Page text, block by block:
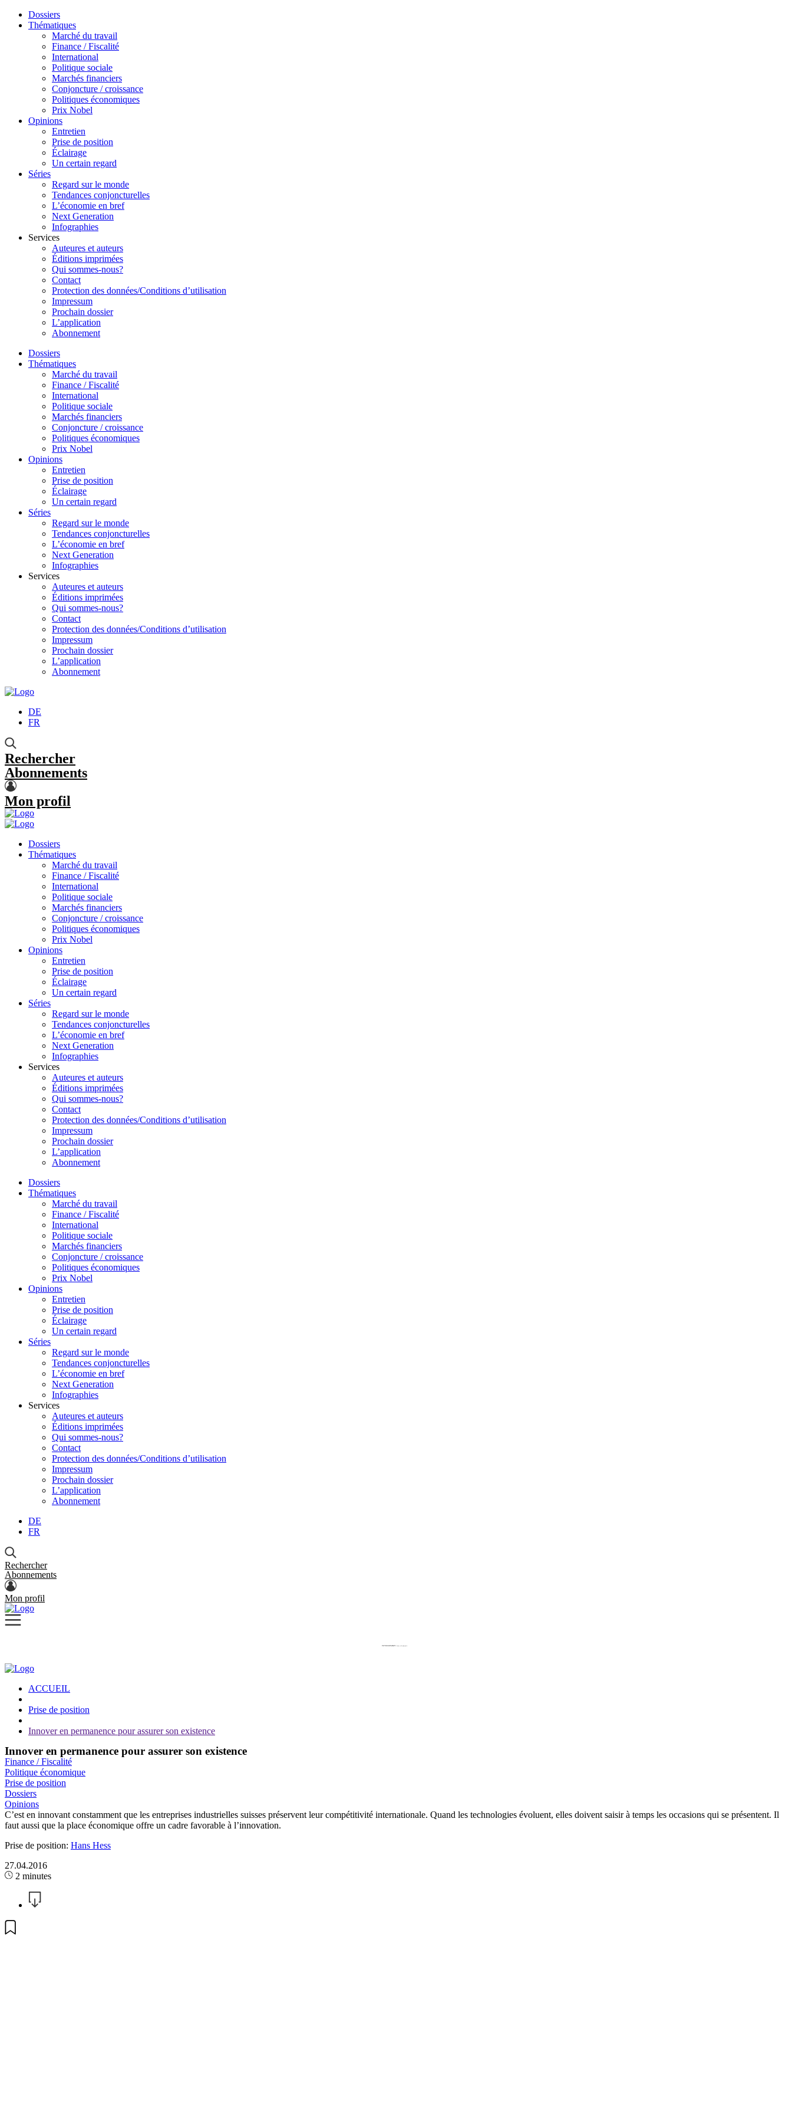
Dossiers
Thématiques
Marché du travail
Finance / Fiscalité
International
Politique sociale
Marchés financiers
Conjoncture / croissance
Politiques économiques
Prix Nobel
Opinions
Entretien
Prise de position
Éclairage
Un certain regard
Séries
Regard sur le monde
Tendances conjoncturelles
L’économie en bref
Next Generation
Infographies
Services
Auteures et auteurs
Éditions imprimées
Qui sommes-nous?
Contact
Protection des données/Conditions d’utilisation
Impressum
Prochain dossier
L’application
Abonnement
Dossiers
Thématiques
Marché du travail
Finance / Fiscalité
International
Politique sociale
Marchés financiers
Conjoncture / croissance
Politiques économiques
Prix Nobel
Opinions
Entretien
Prise de position
Éclairage
Un certain regard
Séries
Regard sur le monde
Tendances conjoncturelles
L’économie en bref
Next Generation
Infographies
Services
Auteures et auteurs
Éditions imprimées
Qui sommes-nous?
Contact
Protection des données/Conditions d’utilisation
Impressum
Prochain dossier
L’application
Abonnement
DE
FR
Rechercher
Abonnements
Mon profil
Dossiers
Thématiques
Marché du travail
Finance / Fiscalité
International
Politique sociale
Marchés financiers
Conjoncture / croissance
Politiques économiques
Prix Nobel
Opinions
Entretien
Prise de position
Éclairage
Un certain regard
Séries
Regard sur le monde
Tendances conjoncturelles
L’économie en bref
Next Generation
Infographies
Services
Auteures et auteurs
Éditions imprimées
Qui sommes-nous?
Contact
Protection des données/Conditions d’utilisation
Impressum
Prochain dossier
L’application
Abonnement
Dossiers
Thématiques
Marché du travail
Finance / Fiscalité
International
Politique sociale
Marchés financiers
Conjoncture / croissance
Politiques économiques
Prix Nobel
Opinions
Entretien
Prise de position
Éclairage
Un certain regard
Séries
Regard sur le monde
Tendances conjoncturelles
L’économie en bref
Next Generation
Infographies
Services
Auteures et auteurs
Éditions imprimées
Qui sommes-nous?
Contact
Protection des données/Conditions d’utilisation
Impressum
Prochain dossier
L’application
Abonnement
DE
FR
Rechercher
Abonnements
Mon profil
ACCUEIL
Prise de position
Innover en permanence pour assurer son existence
Innover en permanence pour assurer son existence
Finance / Fiscalité
Politique économique
Prise de position
Dossiers
Opinions
C’est en innovant constamment que les entreprises industrielles suisses préservent leur compétitivité internationale. Quand les technologies évoluent, elles doivent saisir à temps les occasions qui se présentent. Il
faut aussi que la place économique offre un cadre favorable à l’innovation.
Prise de position: Hans Hess
27.04.2016
2 minutes